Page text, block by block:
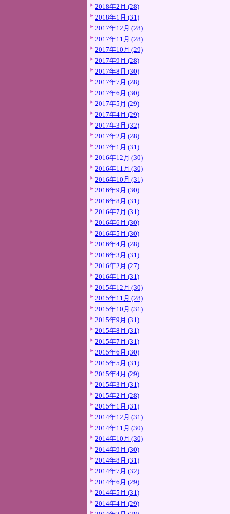
2018年2月 (28)
2018年1月 (31)
2017年12月 (28)
2017年11月 (28)
2017年10月 (29)
2017年9月 (28)
2017年8月 (30)
2017年7月 (28)
2017年6月 (30)
2017年5月 (29)
2017年4月 (29)
2017年3月 (32)
2017年2月 (28)
2017年1月 (31)
2016年12月 (30)
2016年11月 (30)
2016年10月 (31)
2016年9月 (30)
2016年8月 (31)
2016年7月 (31)
2016年6月 (30)
2016年5月 (30)
2016年4月 (28)
2016年3月 (31)
2016年2月 (27)
2016年1月 (31)
2015年12月 (30)
2015年11月 (28)
2015年10月 (31)
2015年9月 (31)
2015年8月 (31)
2015年7月 (31)
2015年6月 (30)
2015年5月 (31)
2015年4月 (29)
2015年3月 (31)
2015年2月 (28)
2015年1月 (31)
2014年12月 (31)
2014年11月 (30)
2014年10月 (30)
2014年9月 (30)
2014年8月 (31)
2014年7月 (32)
2014年6月 (29)
2014年5月 (31)
2014年4月 (29)